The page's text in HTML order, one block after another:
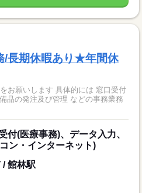
/長期休暇あり★年間休
お願いします 具体的には 窓口受付
品の発注及び管理 などの事務業務
付(医療事務)、データ入力、
ン・インターネット)
/ 館林駅